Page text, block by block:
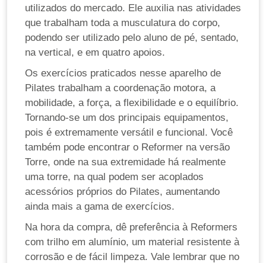
utilizados do mercado. Ele auxilia nas atividades
que trabalham toda a musculatura do corpo,
podendo ser utilizado pelo aluno de pé, sentado,
na vertical, e em quatro apoios.
Os exercícios praticados nesse aparelho de
Pilates trabalham a coordenação motora, a
mobilidade, a força, a flexibilidade e o equilíbrio.
Tornando-se um dos principais equipamentos,
pois é extremamente versátil e funcional. Você
também pode encontrar o Reformer na versão
Torre, onde na sua extremidade há realmente
uma torre, na qual podem ser acoplados
acessórios próprios do Pilates, aumentando
ainda mais a gama de exercícios.
Na hora da compra, dê preferência à Reformers
com trilho em alumínio, um material resistente à
corrosão e de fácil limpeza. Vale lembrar que no